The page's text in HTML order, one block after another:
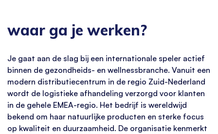
waar ga je werken?
Je gaat aan de slag bij een internationale speler actief
binnen de gezondheids- en wellnessbranche. Vanuit een
modern distributiecentrum in de regio Zuid-Nederland
wordt de logistieke afhandeling verzorgd voor klanten
in de gehele EMEA-regio. Het bedrijf is wereldwijd
bekend om haar natuurlijke producten en sterke focus
op kwaliteit en duurzaamheid. De organisatie kenmerkt